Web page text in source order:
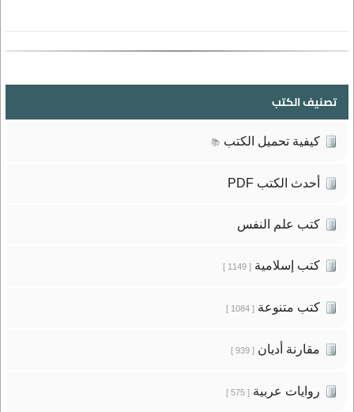
تصنيف الكتب
كيفية تحميل الكتب 📚
أحدث الكتب PDF
كتب علم النفس
كتب إسلامية[ 1149 ]
كتب متنوعة[ 1084 ]
مقارنة أديان[ 939 ]
روايات عربية[ 575 ]